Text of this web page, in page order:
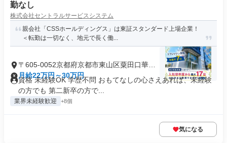
勤なし
株式会社セントラルサービスシステム
親会社「CSSホールディングス」は東証スタンダード上場企業！
＜転勤は一切なく、地元で長く働...
〒605-0052京都府京都市東山区粟田口華頂
町
月給22万円～30万円
資格 未経験OK 学歴不問 おもてなしの心さえあれば、未経験
の方でも 第二新卒の方で...
業界未経験歓迎 +8個
気になる